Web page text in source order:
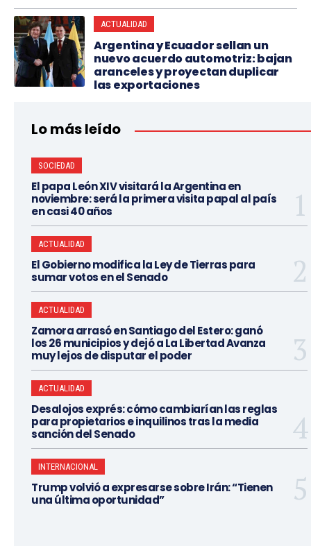
ACTUALIDAD
Argentina y Ecuador sellan un
nuevo acuerdo automotriz: bajan
aranceles y proyectan duplicar
las exportaciones
Lo más leído
SOCIEDAD
El papa León XIV visitará la Argentina en
noviembre: será la primera visita papal al país
en casi 40 años
ACTUALIDAD
El Gobierno modifica la Ley de Tierras para
sumar votos en el Senado
ACTUALIDAD
Zamora arrasó en Santiago del Estero: ganó
los 26 municipios y dejó a La Libertad Avanza
muy lejos de disputar el poder
ACTUALIDAD
Desalojos exprés: cómo cambiarían las reglas
para propietarios e inquilinos tras la media
sanción del Senado
INTERNACIONAL
Trump volvió a expresarse sobre Irán: “Tienen
una última oportunidad”